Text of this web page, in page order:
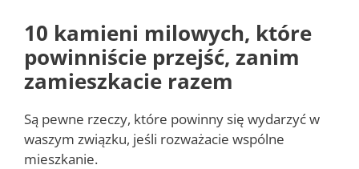
10 kamieni milowych, które
powinniście przejść, zanim
zamieszkacie razem
Są pewne rzeczy, które powinny się wydarzyć w
waszym związku, jeśli rozważacie wspólne
mieszkanie.